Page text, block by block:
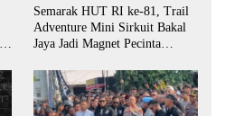
Semarak HUT RI ke-81, Trail
Adventure Mini Sirkuit Bakal
Jaya Jadi Magnet Pecinta